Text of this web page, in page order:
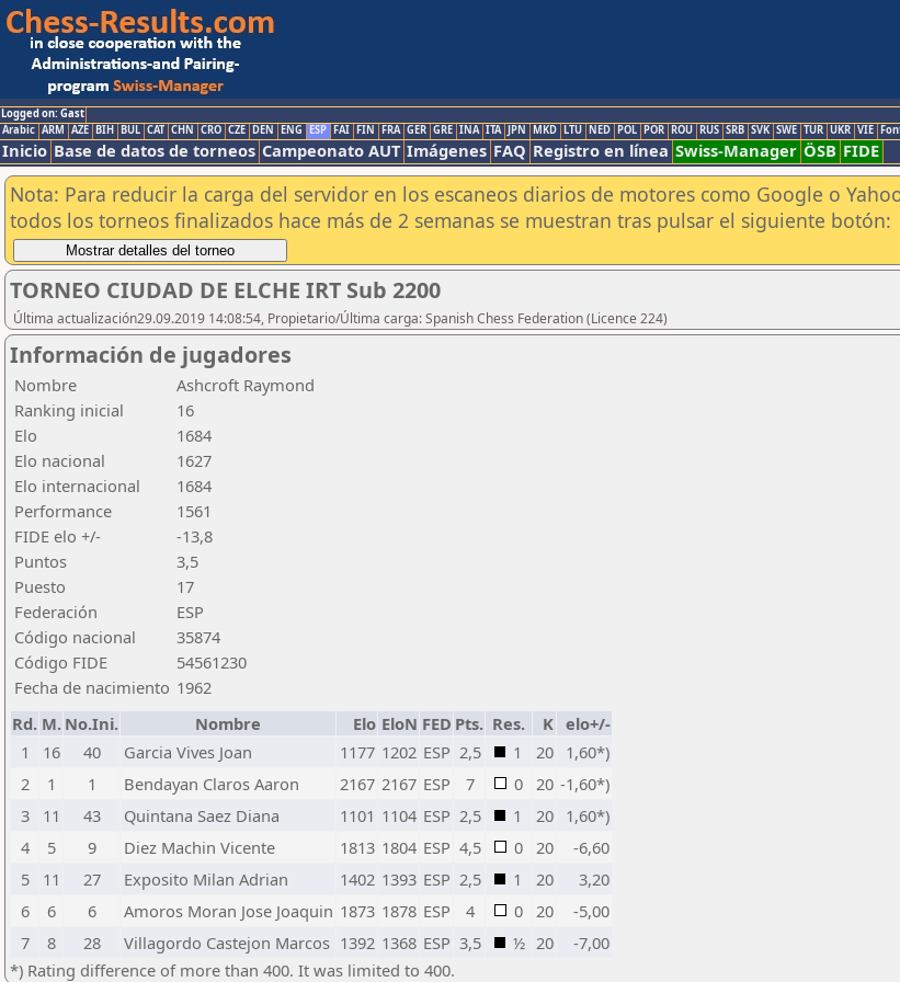
Logged on: Gast
Arabic ARM AZE BIH BUL CAT CHN CRO CZE DEN ENG ESP FAI FIN FRA GER GRE INA ITA JPN MKD LTU NED POL POR ROU RUS SRB SVK SWE TUR UKR VIE
Inicio Base de datos de torneos Campeonato AUT Imágenes FAQ Registro en línea Swiss-Manager ÖSB FIDE
Nota: Para reducir la carga del servidor en los escaneos diarios de motores como Google o
todos los torneos finalizados hace más de 2 semanas se muestran tras pulsar el siguiente botón:
TORNEO CIUDAD DE ELCHE IRT Sub 2200
Última actualización29.09.2019 14:08:54, Propietario/Última carga: Spanish Chess Federation (Licence 224)
Información de jugadores
Nombre
Ashcroft Raymond
Ranking inicial
16
Elo
1684
Elo nacional
1627
Elo internacional
1684
Performance
1561
FIDE elo +/-
-13,8
Puntos
3,5
Puesto
17
Federación
ESP
Código nacional
35874
Código FIDE
54561230
Fecha de nacimiento 1962
Rd. M. No.Ini. Nombre Elo EloN FED Pts. Res. K elo+/-
1
16 40 Garcia Vives Joan 1177 1202 ESP 2,5 1 20 1,60*)
2
1 1 Bendayan Claros Aaron 2167 2167 ESP 7 0 20 -1,60*)
3
11 43 Quintana Saez Diana 1101 1104 ESP 2,5 1 20 1,60*)
4
5 9 Diez Machin Vicente 1813 1804 ESP 4,5 0 20
-6,60
5
11 27 Exposito Milan Adrian 1402 1393 ESP 2,5 1 20
3,20
6
6 6 Amoros Moran Jose Joaquin 1873 1878 ESP 4 0 20
-5,00
7
8 28 Villagordo Castejon Marcos 1392 1368 ESP 3,5 ½ 20
-7,00
*) Rating difference of more than 400. It was limited to 400.